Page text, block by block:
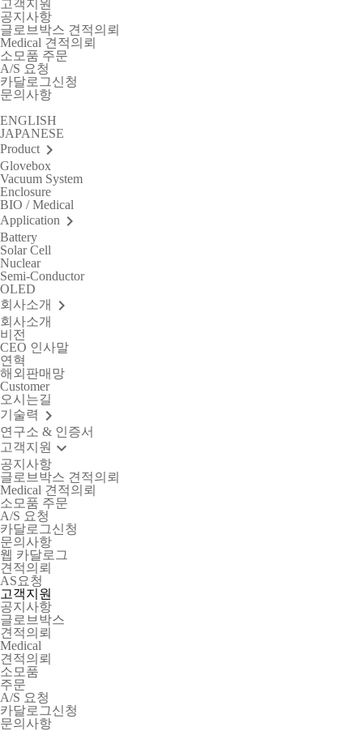
고객지원
공지사항
글로브박스 견적의뢰
Medical 견적의뢰
소모품 주문
A/S 요청
카달로그신청
문의사항
ENGLISH
JAPANESE
Productkeyboard_arrow_right
Glovebox
Vacuum System
Enclosure
BIO / Medical
Application keyboard_arrow_right
Battery
Solar Cell
Nuclear
Semi-Conductor
OLED
회사소개
keyboard_arrow_right
회사소개
비전
CEO 인사말
연혁
해외판매망
Customer
오시는길
기술력 keyboard_arrow_right
연구소 & 인증서
고객지원 keyboard_arrow_down
공지사항
글로브박스 견적의뢰
Medical 견적의뢰
소모품 주문
A/S 요청
카달로그신청
문의사항
웹 카달로그
견적의뢰
AS요청
고객지 원
공지사항
글로브박스
견적의뢰
Medical
견적의뢰
소모품
주문
A/S 요청
카달로그신청
문의사항